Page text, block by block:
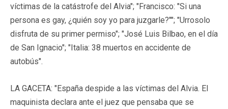
víctimas de la catástrofe del Alvia"; "Francisco: "Si una
persona es gay, ¿quién soy yo para juzgarle?""; "Urrosolo
disfruta de su primer permiso"; "José Luis Bilbao, en el día
de San Ignacio"; "Italia: 38 muertos en accidente de
autobús".
LA GACETA: "España despide a las víctimas del Alvia. El
maquinista declara ante el juez que pensaba que se